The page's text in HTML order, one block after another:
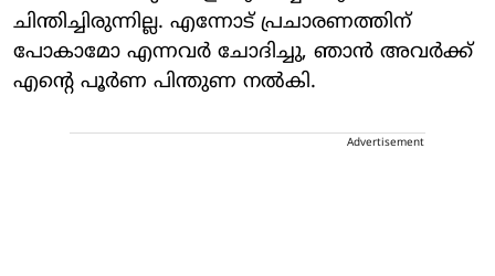
ചിന്തിച്ചിരുന്നില്ല. എന്നോട് പ്രചാരണത്തിന്
പോകാമോ എന്നവർ ചോദിച്ചു, ഞാൻ അവർക്ക്
എന്റെ പൂർണ പിന്തുണ നൽകി.
Advertisement